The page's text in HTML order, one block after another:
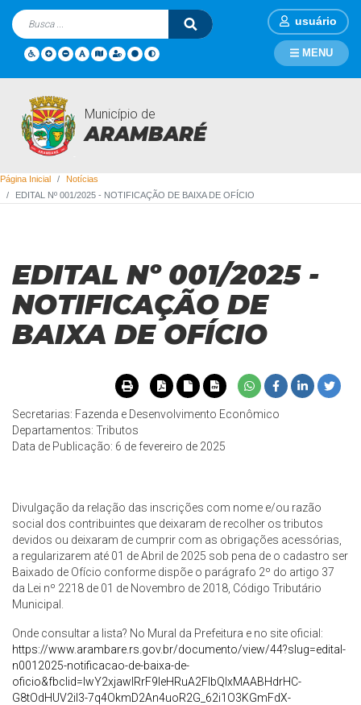
usuário
Município de
ARAMBARÉ
MENU
Notícias
Página Inicial
Notícias
EDITAL Nº 001/2025 - NOTIFICAÇÃO DE BAIXA DE OFÍCIO
EDITAL Nº 001/2025 -
NOTIFICAÇÃO DE
BAIXA DE OFÍCIO
Secretarias: Fazenda e Desenvolvimento Econômico
Departamentos: Tributos
Data de Publicação: 6 de fevereiro de 2025
Divulgação da relação das inscrições com nome e/ou razão
social dos contribuintes que deixaram de recolher os tributos
devidos ou deixaram de cumprir com as obrigações acessórias,
a regularizarem até 01 de Abril de 2025 sob pena de o cadastro ser
Baixado de Ofício conforme dispõe o parágrafo 2º do artigo 37
da Lei nº 2218 de 01 de Novembro de 2018, Código Tributário
Municipal.
Onde consultar a lista? No Mural da Prefeitura e no site oficial:
https://www.arambare.rs.gov.br/documento/view/44?slug=edital-
n0012025-notificacao-de-baixa-de-
oficio&fbclid=IwY2xjawIRrF9leHRuA2FlbQIxMAABHdrHC-
G8tOdHUV2iI3-7q4OkmD2An4uoR2G_62i1O3KGmFdX-